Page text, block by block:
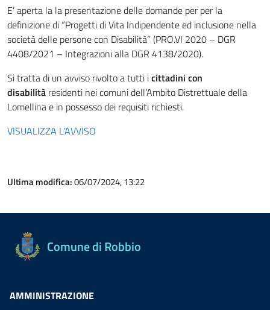
E’ aperta la la presentazione delle domande per per la
definizione di “Progetti di Vita Indipendente ed inclusione nella
società delle persone con Disabilità” (PRO.VI 2020 – DGR
4408/2021 – Integrazioni alla DGR 4138/2020).
Si tratta di un avviso rivolto a tutti icittadini con
disabilità residenti nei comuni dell’Ambito Distrettuale della
Lomellina e in possesso dei requisiti richiesti.
VISUALIZZA L’AVVISO
Ultima modifica:06/07/2024, 13:22
Comune di Robbio
AMMINISTRAZIONE